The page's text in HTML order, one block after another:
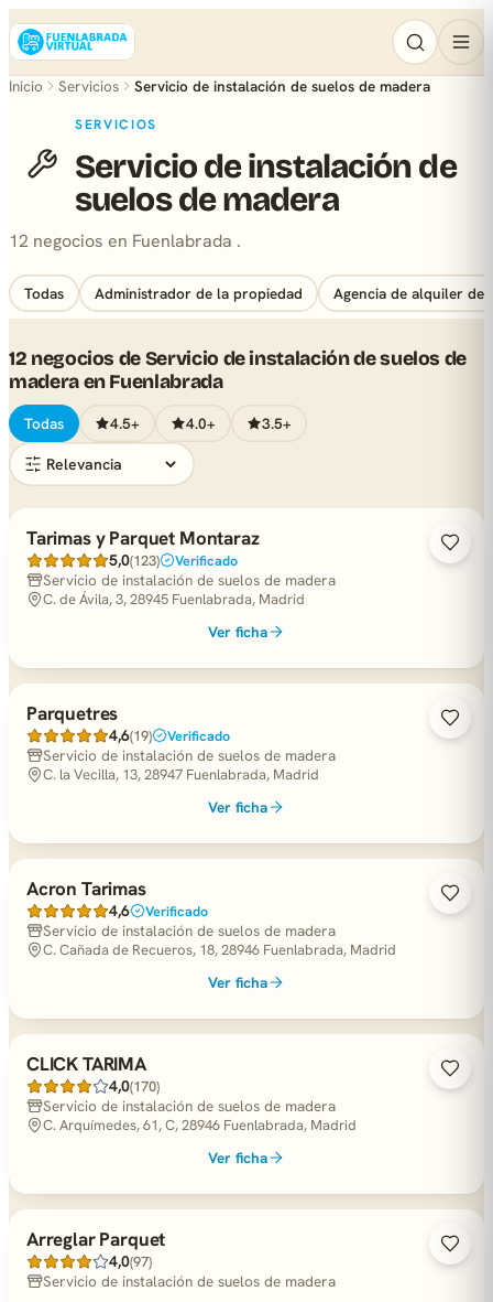
Inicio Servicios Servicio de instalación de suelos de madera
SERVICIOS
Servicio de instalación de
suelos de madera
12 negocios en Fuenlabrada .
Todas Administrador de la propiedad Agencia de alquiler de
12 negocios de Servicio de instalación de suelos de
madera en Fuenlabrada
Todas 4.5+ 4.0+ 3.5+
Tarimas y Parquet Montaraz
5,0(123) Verificado
Servicio de instalación de suelos de madera
C. de Ávila, 3, 28945 Fuenlabrada, Madrid
Ver ficha
Parquetres
4,6(19) Verificado
Servicio de instalación de suelos de madera
C. la Vecilla, 13, 28947 Fuenlabrada, Madrid
Ver ficha
Acron Tarimas
4,6 Verificado
Servicio de instalación de suelos de madera
C. Cañada de Recueros, 18, 28946 Fuenlabrada, Madrid
Ver ficha
CLICK TARIMA
4,0(170)
Servicio de instalación de suelos de madera
C. Arquímedes, 61, C, 28946 Fuenlabrada, Madrid
Ver ficha
Arreglar Parquet
4,0(97)
Servicio de instalación de suelos de madera